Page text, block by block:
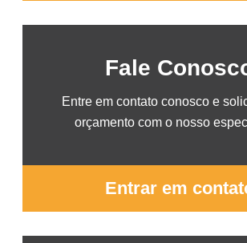
Fale
Entre em contato conosco e
orçamento com o nosso
Entrar em